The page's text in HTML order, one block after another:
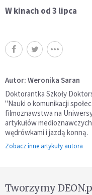
W kinach od 3 lipca
Autor: Weronika Saran
Doktorantka Szkoły
"Nauki o komunikacji
filmoznawstwa na
artykułów
wędrówkami i jazdą konną.
Zobacz inne artykuły autora
Tworzymy